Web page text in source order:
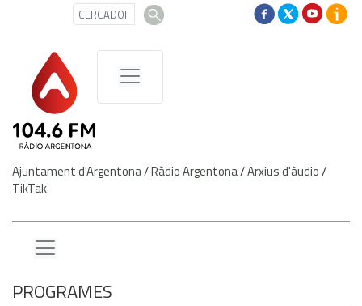
Ajuntament d'Argentona/Ràdio Argentona/Arxius d'àudio/
TikTak
PROGRAMES